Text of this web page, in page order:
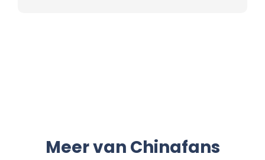
Meer van Chinafans